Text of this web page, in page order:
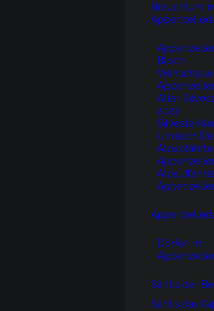
Brauchtum
Bloch
Alter
2022
Urnäsch
Dörfer im
Säntis der
Säntis das